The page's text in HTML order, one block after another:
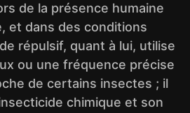
de la présence humaine
et dans des conditions
répulsif, quant à lui, utilise
ou une fréquence précise
de certains insectes ; il
insecticide chimique et son